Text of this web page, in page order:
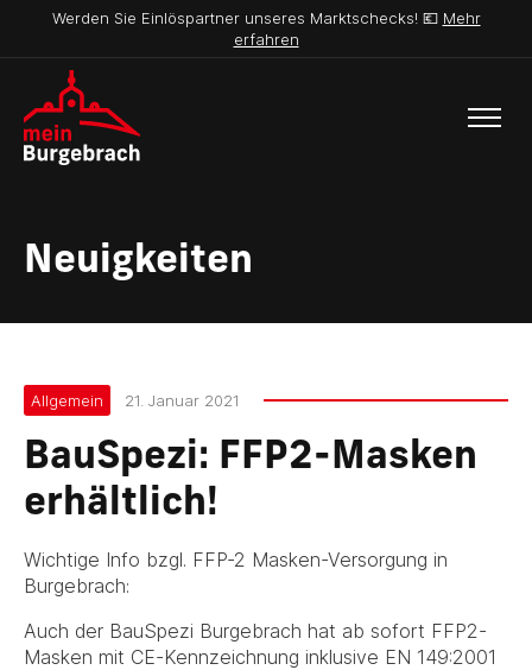
Werden Sie Einlöspartner unseres Marktschecks! 💶 Mehr
erfahren
Neuigkeiten
Allgemein 21. Januar 2021
BauSpezi: FFP2-Masken
erhältlich!
Wichtige Info bzgl. FFP-2 Masken-Versorgung in
Burgebrach:
Auch der BauSpezi Burgebrach hat ab sofort FFP2-
Masken mit CE-Kennzeichnung inklusive EN 149:2001